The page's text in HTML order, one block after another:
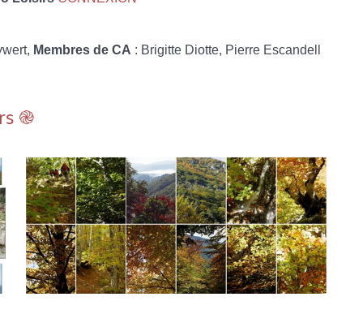
Membres de CA : Brigitte Diotte, Pierre Escandell
֎